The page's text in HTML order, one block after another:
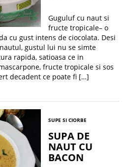
Guguluf cu naut si
fructe tropicale– o
cu gust intens de ciocolata. Desi
gustul lui nu se simte
rapida, satioasa ce in
fructe tropicale si sos
decadent ce poate fi […]
SUPE SI CIORBE
SUPA DE
NAUT CU
BACON